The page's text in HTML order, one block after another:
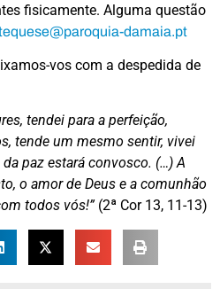
fisicamente. Alguma questão
damaia.pt
vos com a despedida de
tendei para a perfeição,
tende um mesmo sentir, vivei
paz estará convosco. (…) A
o amor de Deus e a comunhão
todos vós!”(2ª Cor 13, 11-13)